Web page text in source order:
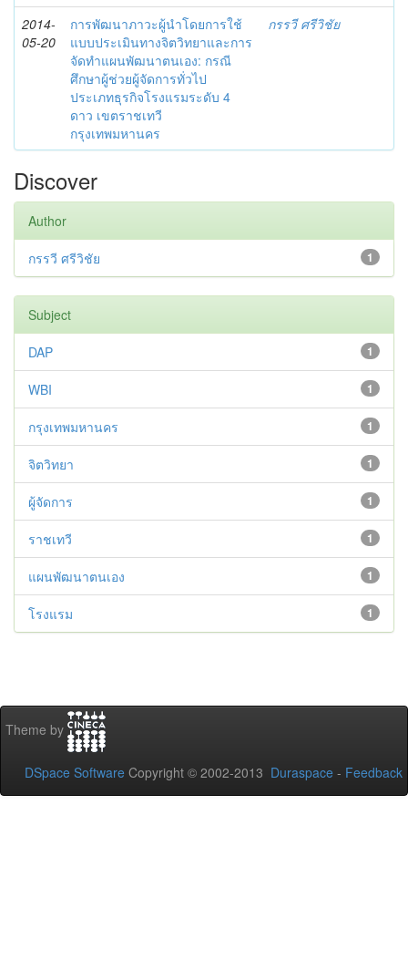
2014-
05-20
การพัฒนาภาวะผู้นำโดยการใช้
แบบประเมินทางจิตวิทยาและการ
จัดทำแผนพัฒนาตนเอง: กรณี
ศึกษาผู้ช่วยผู้จัดการทั่วไป
ประเภทธุรกิจโรงแรมระดับ 4
ดาว เขตราชเทวี
กรุงเทพมหานคร
กรรวี ศรีวิชัย
Discover
Author
1
กรรวี ศรีวิชัย
Subject
1
DAP
1
WBI
1
กรุงเทพมหานคร
1
จิตวิทยา
1
ผู้จัดการ
1
ราชเทวี
1
แผนพัฒนาตนเอง
1
โรงแรม
Theme by
DSpace Software Copyright © 2002-2013 Duraspace - Feedback